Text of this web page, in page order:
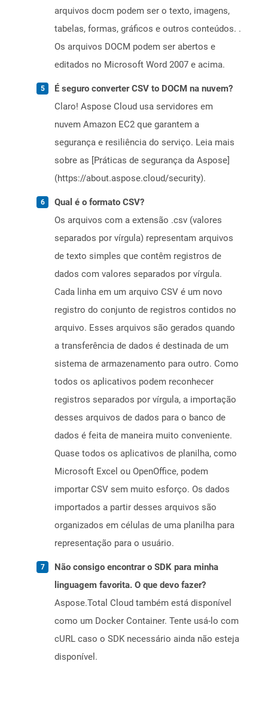
arquivos docm podem ser o texto, imagens,
tabelas, formas, gráficos e outros conteúdos. .
Os arquivos DOCM podem ser abertos e
editados no Microsoft Word 2007 e acima.
É seguro converter CSV to DOCM na nuvem?
Claro! Aspose Cloud usa servidores em
nuvem Amazon EC2 que garantem a
segurança e resiliência do serviço. Leia mais
sobre as [Práticas de segurança da Aspose]
(https://about.aspose.cloud/security).
Qual é o formato CSV?
Os arquivos com a extensão .csv (valores
separados por vírgula) representam arquivos
de texto simples que contêm registros de
dados com valores separados por vírgula.
Cada linha em um arquivo CSV é um novo
registro do conjunto de registros contidos no
arquivo. Esses arquivos são gerados quando
a transferência de dados é destinada de um
sistema de armazenamento para outro. Como
todos os aplicativos podem reconhecer
registros separados por vírgula, a importação
desses arquivos de dados para o banco de
dados é feita de maneira muito conveniente.
Quase todos os aplicativos de planilha, como
Microsoft Excel ou OpenOffice, podem
importar CSV sem muito esforço. Os dados
importados a partir desses arquivos são
organizados em células de uma planilha para
representação para o usuário.
Não consigo encontrar o SDK para minha
linguagem favorita. O que devo fazer?
Aspose.Total Cloud também está disponível
como um Docker Container. Tente usá-lo com
cURL caso o SDK necessário ainda não esteja
disponível.